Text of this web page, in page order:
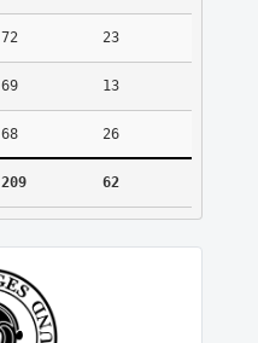
72 23
69 13
68 26
209 62